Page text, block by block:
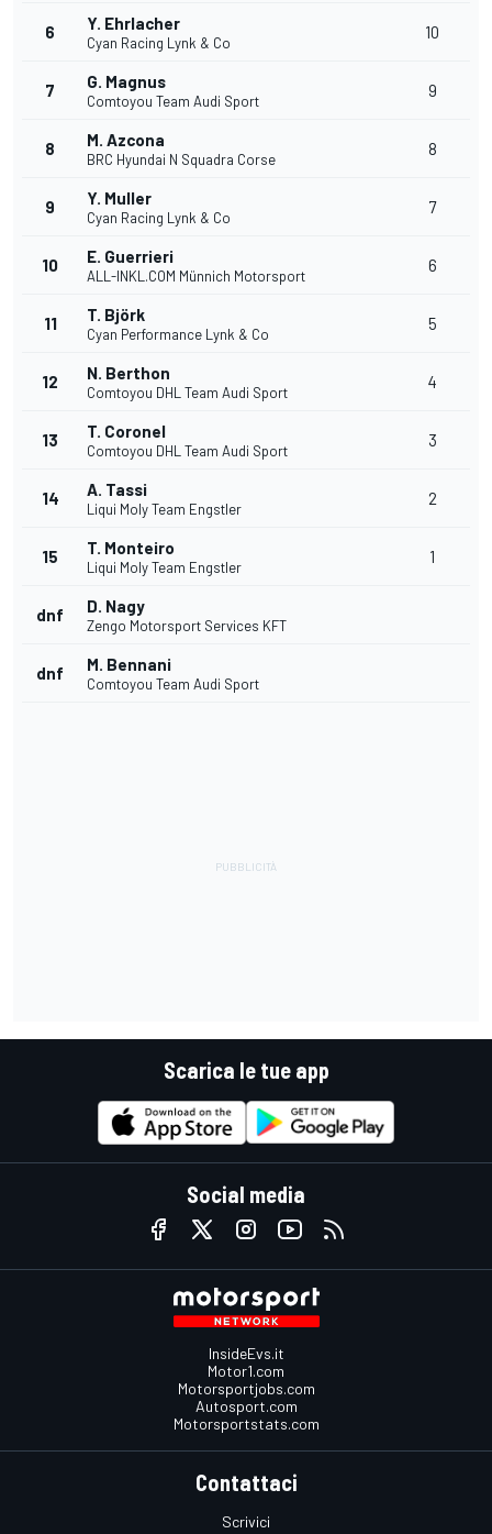
6 Y. Ehrlacher
Cyan Racing Lynk & Co
10
7 G. Magnus
Comtoyou Team Audi Sport
9
8 M. Azcona
BRC Hyundai N Squadra Corse
8
9 Y. Muller
Cyan Racing Lynk & Co
7
10 E. Guerrieri
ALL-INKL.COM Münnich Motorsport
6
11 T. Björk
Cyan Performance Lynk & Co
5
12 N. Berthon
Comtoyou DHL Team Audi Sport
4
13 T. Coronel
Comtoyou DHL Team Audi Sport
3
14 A. Tassi
Liqui Moly Team Engstler
2
15 T. Monteiro
Liqui Moly Team Engstler
1
dnf D. Nagy
Zengo Motorsport Services KFT
dnf M. Bennani
Comtoyou Team Audi Sport
Scarica le tue app
Social media
InsideEvs.it
Motor1.com
Motorsportjobs.com
Autosport.com
Motorsportstats.com
Contattaci
Scrivici